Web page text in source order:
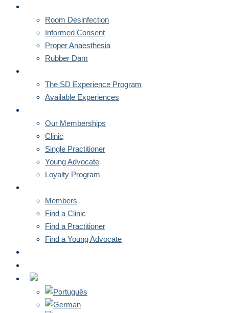
Room Desinfection
Informed Consent
Proper Anaesthesia
Rubber Dam
The SD Experience Program
Available Experiences
Our Memberships
Clinic
Single Practitioner
Young Advocate
Loyalty Program
Members
Find a Clinic
Find a Practitioner
Find a Young Advocate